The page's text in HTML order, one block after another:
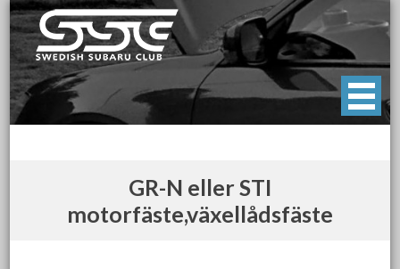
Skip
to
content
Swedish Subaru Club
För oss som älskar Subaru!
GR-N eller STI
motorfäste,växellådsfäste